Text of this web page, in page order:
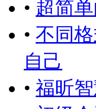
• 超简
• 不同
自己
• 福昕